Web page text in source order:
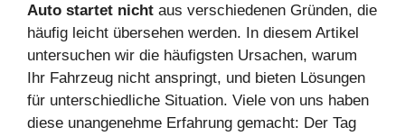
Auto startet nicht aus verschiedenen Gründen, die
häufig leicht übersehen werden. In diesem Artikel
untersuchen wir die häufigsten Ursachen, warum
Ihr Fahrzeug nicht anspringt, und bieten Lösungen
für unterschiedliche Situation. Viele von uns haben
diese unangenehme Erfahrung gemacht: Der Tag